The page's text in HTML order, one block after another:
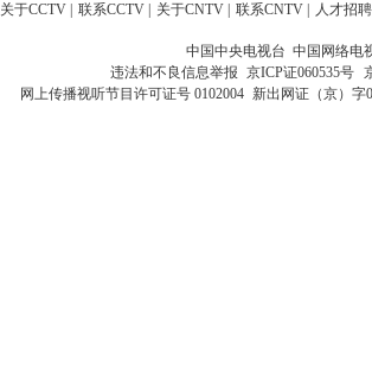
关于CCTV 联系CCTV 关于CNTV 联系CNTV 人才招聘
中国中央电视台 中国网络电
违法和不良信息举报 京ICP证060535号
网上传播视听节目许可证号 0102004 新出网证（京）